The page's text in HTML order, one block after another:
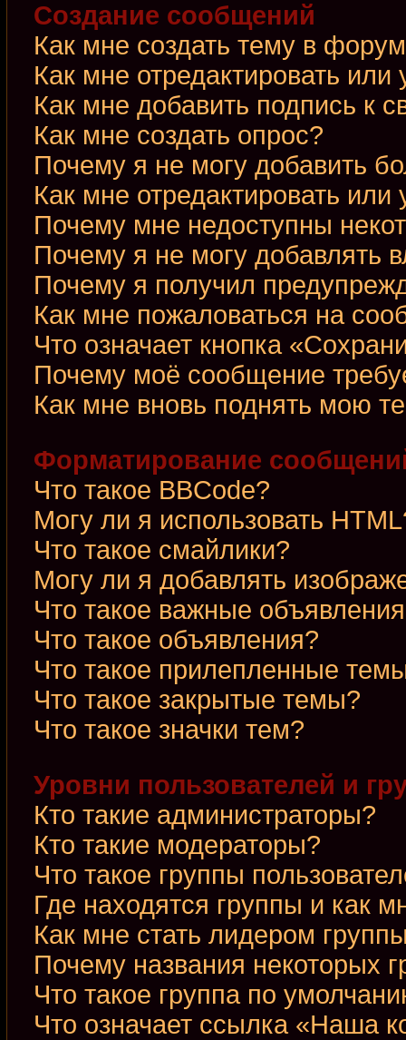
Создание сообщений
Как мне создать тему в
Как мне отредактировать
Как мне добавить подпись к
Как мне создать опрос?
Почему я не могу добавить
Как мне отредактировать или
Почему мне недоступны
Почему я не могу добавлять
Почему я получил
Как мне пожаловаться на
Что означает кнопка
Почему моё сообщение
Как мне вновь поднять мою
Форматирование
Что такое BBCode?
Могу ли я использовать
Что такое смайлики?
Могу ли я добавлять
Что такое важные
Что такое объявления?
Что такое прилепленные
Что такое закрытые темы?
Что такое значки тем?
Уровни пользователей и
Кто такие администраторы?
Кто такие модераторы?
Что такое группы
Где находятся группы и как
Как мне стать лидером
Почему названия некоторых
Что такое группа по
Что означает ссылка «Наша